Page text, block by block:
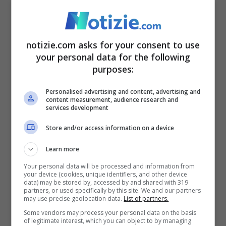
finanziamento del Ministero”.
“Non sono stati colti
aspetti fondamentali
dell’opera”
notizie.com asks for your consent to use
your personal data for the following
purposes:
Personalised advertising and content, advertising and
content measurement, audience research and
services development
Store and/or access information on a device
Learn more
Your personal data will be processed and information from
your device (cookies, unique identifiers, and other device
data) may be stored by, accessed by and shared with 319
partners, or used specifically by this site. We and our partners
may use precise geolocation data. List of partners.
Some vendors may process your personal data on the basis
of legitimate interest, which you can object to by managing